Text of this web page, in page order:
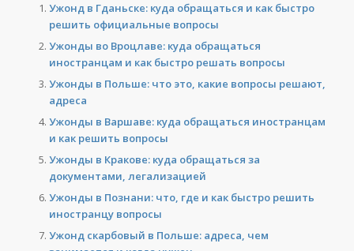
Ужонд в Гданьске: куда обращаться и как быстро
решить официальные вопросы
Ужонды во Вроцлаве: куда обращаться
иностранцам и как быстро решать вопросы
Ужонды в Польше: что это, какие вопросы решают,
адреса
Ужонды в Варшаве: куда обращаться иностранцам
и как решить вопросы
Ужонды в Кракове: куда обращаться за
документами, легализацией
Ужонды в Познани: что, где и как быстро решить
иностранцу вопросы
Ужонд скарбовый в Польше: адреса, чем